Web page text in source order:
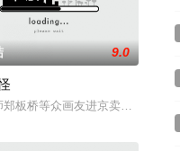
经营得风生水起。白天，楚杨
9.0
郑板桥等众画友进京卖画，与宫